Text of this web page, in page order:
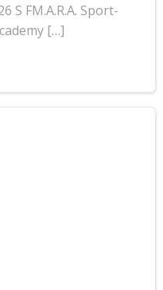
S FM.A.R.A. Sport-
[…]